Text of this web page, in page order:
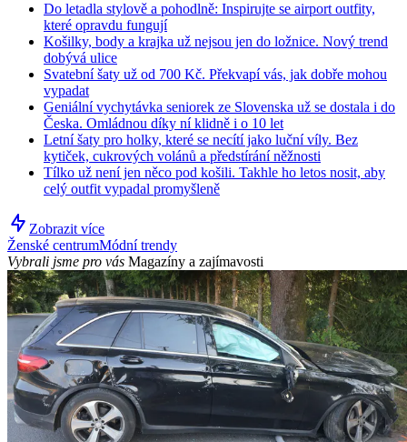
Do letadla stylově a pohodlně: Inspirujte se airport outfity,
které opravdu fungují
Košilky, body a krajka už nejsou jen do ložnice. Nový trend
dobývá ulice
Svatební šaty už od 700 Kč. Překvapí vás, jak dobře mohou
vypadat
Geniální vychytávka seniorek ze Slovenska už se dostala i do
Česka. Omládnou díky ní klidně i o 10 let
Letní šaty pro holky, které se necítí jako luční víly. Bez
kytiček, cukrových volánů a předstírání něžnosti
Tílko už není jen něco pod košili. Takhle ho letos nosit, aby
celý outfit vypadal promyšleně
Zobrazit více
Ženské centrumMódní trendy
Vybrali jsme pro vás Magazíny a zajímavosti